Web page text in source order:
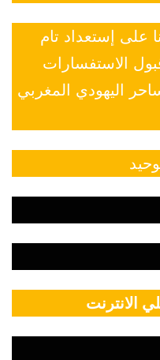
على إستعداد تام
الاستفسارات
اليهودي المغربي
الانترنت